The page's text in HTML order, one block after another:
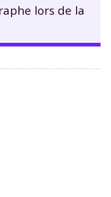
lors de la